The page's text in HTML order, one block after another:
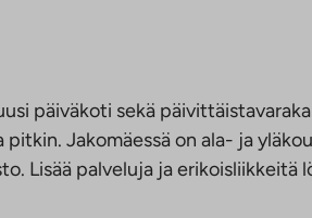
päiväkoti sekä
Jakomäessä on ala- ja
Lisää palveluja ja